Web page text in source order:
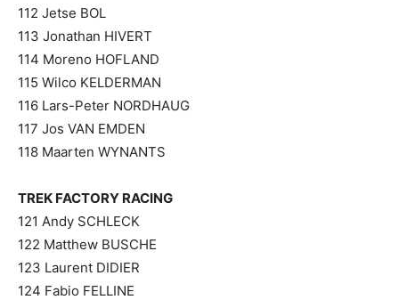
112 Jetse BOL
113 Jonathan HIVERT
114 Moreno HOFLAND
115 Wilco KELDERMAN
116 Lars-Peter NORDHAUG
117 Jos VAN EMDEN
118 Maarten WYNANTS
TREK FACTORY RACING
121 Andy SCHLECK
122 Matthew BUSCHE
123 Laurent DIDIER
124 Fabio FELLINE